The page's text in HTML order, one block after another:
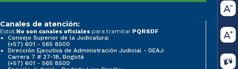
Canales de atención:
Estos No son canales oficiales para tramitar PQRSDF
Consejo Superior de la Judicatura:
(+57) 601 - 565 8500
Dirección Ejecutiva de Administración Judicial - DEAJ:
Carrera 7 # 27-18, Bogotá
(+57) 601 - 565 8500